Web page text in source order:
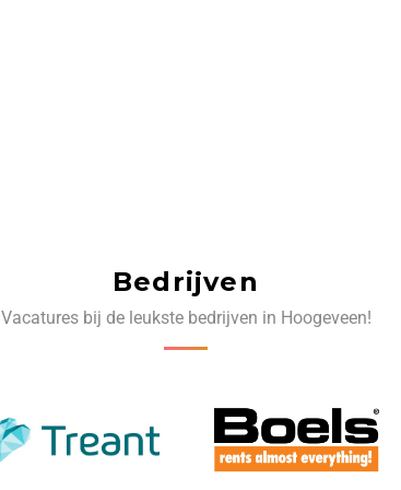
Bedrijven
Vacatures bij de leukste bedrijven in Hoogeveen!